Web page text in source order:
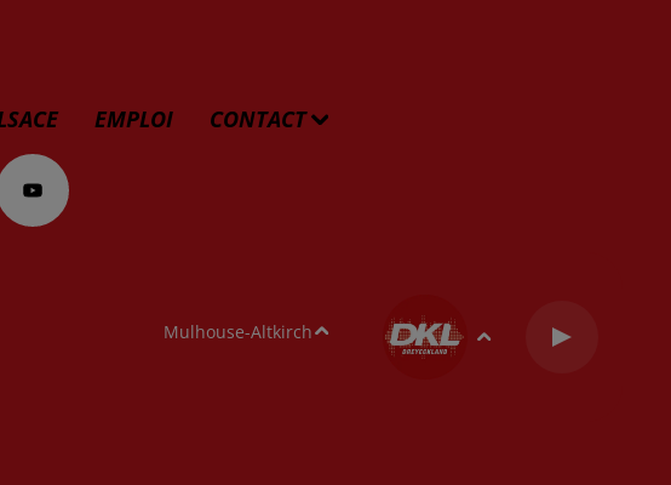
EMPLOI CONTACT
Mulhouse-Altkirch